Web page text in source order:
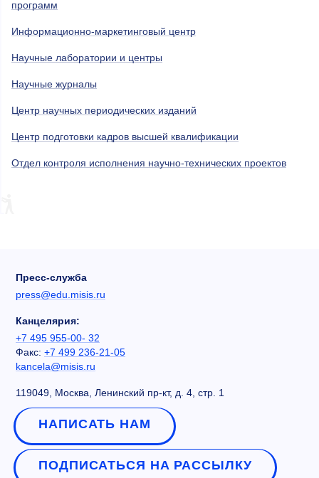
программ
Информационно-маркетинговый центр
Научные лаборатории и центры
Научные журналы
Центр научных периодических изданий
Центр подготовки кадров высшей квалификации
Отдел контроля исполнения научно-технических проектов
Пресс-служба
press@edu.misis.ru
Канцелярия:
+7 495 955-00- 32
Факс: +7 499 236-21-05
kancela@misis.ru
119049, Москва, Ленинский пр-кт, д. 4, стр. 1
НАПИСАТЬ НАМ
ПОДПИСАТЬСЯ НА РАССЫЛКУ